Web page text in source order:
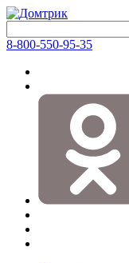
8-800-550-95-35